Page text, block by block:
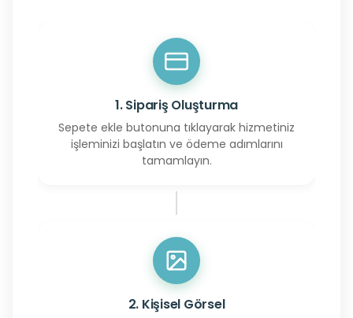
1. Sipariş Oluşturma
Sepete ekle butonuna tıklayarak hizmetiniz
işleminizi başlatın ve ödeme adımlarını
tamamlayın.
2. Kişisel Görsel